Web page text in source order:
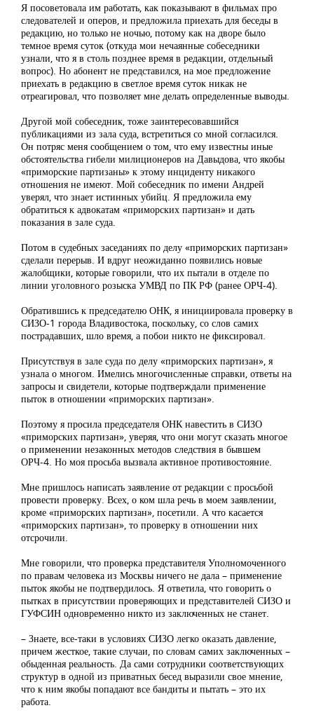
Я посоветовала им работать, как показывают в фильмах про
следователей и оперов, и предложила приехать для беседы в
редакцию, но только не ночью, потому как на дворе было
темное время суток (откуда мои нечаянные собеседники
узнали, что я в столь позднее время в редакции, отдельный
вопрос). Но абонент не представился, на мое предложение
приехать в редакцию в светлое время суток никак не
отреагировал, что позволяет мне делать определенные выводы.
Другой мой собеседник, тоже заинтересовавшийся
публикациями из зала суда, встретиться со мной согласился.
Он потряс меня сообщением о том, что ему известны иные
обстоятельства гибели милиционеров на Давыдова, что якобы
«приморские партизаны» к этому инциденту никакого
отношения не имеют. Мой собеседник по имени Андрей
уверял, что знает истинных убийц. Я предложила ему
обратиться к адвокатам «приморских партизан» и дать
показания в зале суда.
Потом в судебных заседаниях по делу «приморских партизан»
сделали перерыв. И вдруг неожиданно появились новые
жалобщики, которые говорили, что их пытали в отделе по
линии уголовного розыска УМВД по ПК РФ (ранее ОРЧ-4).
Обратившись к председателю ОНК, я инициировала проверку в
СИЗО-1 города Владивостока, поскольку, со слов самих
пострадавших, шло время, а побои никто не фиксировал.
Присутствуя в зале суда по делу «приморских партизан», я
узнала о многом. Имелись многочисленные справки, ответы на
запросы и свидетели, которые подтверждали применение
пыток в отношении «приморских партизан».
Поэтому я просила председателя ОНК навестить в СИЗО
«приморских партизан», уверяя, что они могут сказать многое
о применении незаконных методов следствия в бывшем
ОРЧ-4. Но моя просьба вызвала активное противостояние.
Мне пришлось написать заявление от редакции с просьбой
провести проверку. Всех, о ком шла речь в моем заявлении,
кроме «приморских партизан», посетили. А что касается
«приморских партизан», то проверку в отношении них
отсрочили.
Мне говорили, что проверка представителя Уполномоченного
по правам человека из Москвы ничего не дала – применение
пыток якобы не подтвердилось. Я ответила, что говорить о
пытках в присутствии проверяющих и представителей СИЗО и
ГУФСИН одновременно никто из заключенных не станет.
– Знаете, все-таки в условиях СИЗО легко оказать давление,
причем жесткое, такие случаи, по словам самих заключенных –
обыденная реальность. Да сами сотрудники соответствующих
структур в одной из приватных бесед выразили свое мнение,
что к ним якобы попадают все бандиты и пытать – это их
работа.